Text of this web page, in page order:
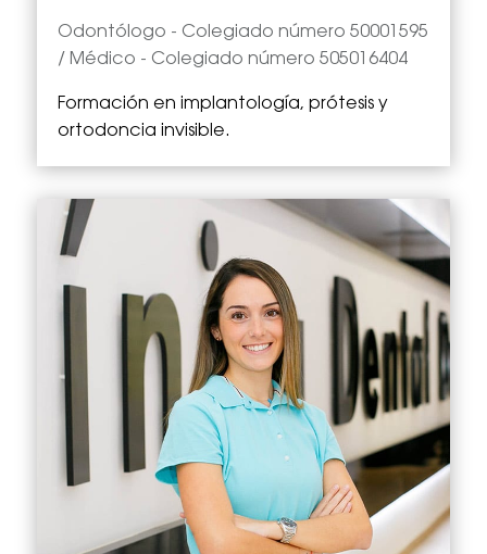
Odontólogo - Colegiado número 50001595
/ Médico - Colegiado número 505016404
Formación en implantología, prótesis y
ortodoncia invisible.